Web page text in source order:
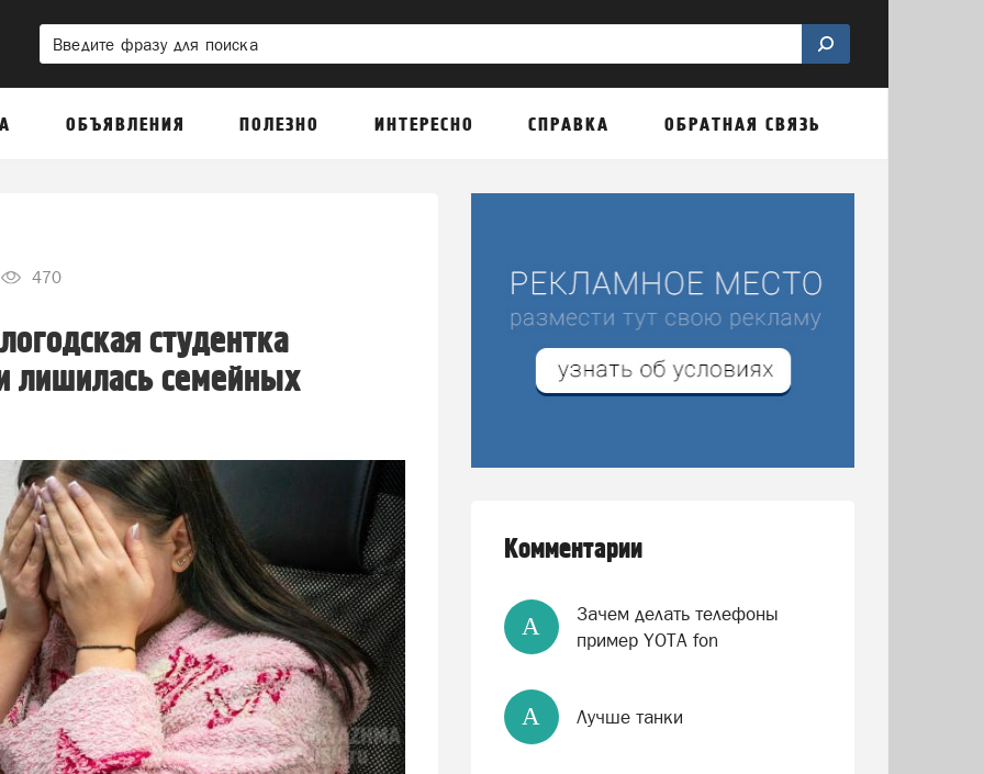
ОБЪЯВЛЕНИЯ ПОЛЕЗНО ИНТЕРЕСНО СПРАВКА ОБРАТНАЯ СВЯЗЬ
470
студентка
лишилась семейных
Комментарии
А
Зачем делать телефоны
пример YOTA fon
А Лучше танки